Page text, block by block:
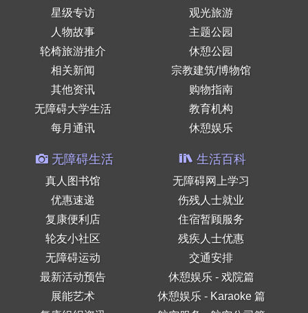
星级专访
人物故事
轮椅旅游推介
相关新闻
其他资讯
无障碍大学生活
每月通讯
观光旅游
主题公园
休憩公园
宗教建筑/博物馆
购物指南
教育机构
休憩娱乐
无障碍生活
真人图书馆
优惠速递
复康便利店
轮友小社区
无障碍运动
最新活动预告
展能艺术
生活百科
无障碍网上学习
伤残人士就业
住宿暂顾服务
残疾人士优惠
交通安排
休憩娱乐 - 戏院篇
休憩娱乐 - Karaoke 篇